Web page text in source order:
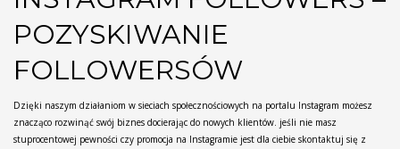
POZYSKIWANIE
FOLLOWERSÓW
Dzięki naszym działaniom w sieciach społecznościowych na portalu Instagram możesz
znacząco rozwinąć swój biznes docierając do nowych klientów. jeśli nie masz
stuprocentowej pewności czy promocja na Instagramie jest dla ciebie skontaktuj się z